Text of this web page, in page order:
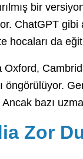
bir
ChatGPT gibi
hocaları da
Oxford,
öngörülüyor.
Ancak bazı
Zor